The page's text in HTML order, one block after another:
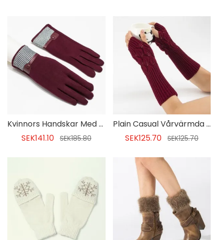
Kvinnors Handskar Med Varma Prickar I Bomull
SEK141.10 SEK185.80
Plain Casual Vårvärmda Handskar För Kvinnor
SEK125.70 SEK125.70